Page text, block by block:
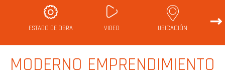
ESTADO DE OBRA VIDEO UBICACIÓN
MODERNO EMPRENDIMIENTO